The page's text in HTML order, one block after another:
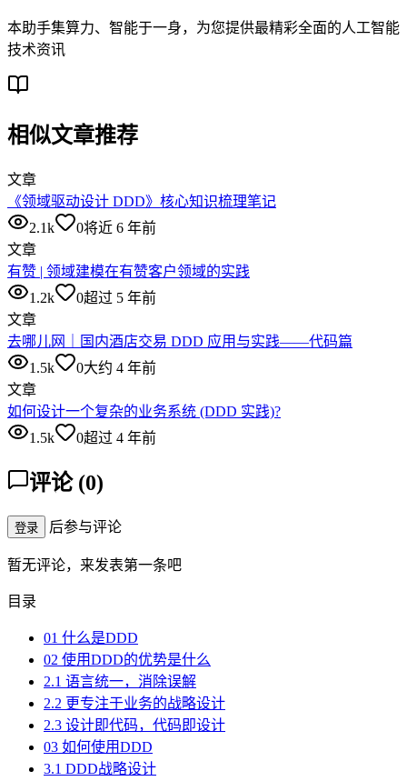
本助手集算力、智能于一身，为您提供最精彩全面的人工智能
技术资讯
相似文章推荐
文章
《领域驱动设计 DDD》核心知识梳理笔记
2.1k
0将近 6 年前
文章
有赞 | 领域建模在有赞客户领域的实践
1.2k
0超过 5 年前
文章
去哪儿网｜国内酒店交易 DDD 应用与实践——代码篇
1.5k
0大约 4 年前
文章
如何设计一个复杂的业务系统 (DDD 实践)?
1.5k
0超过 4 年前
评论 (0)
登录 后参与评论
暂无评论，来发表第一条吧
目录
01 什么是DDD
02 使用DDD的优势是什么
2.1 语言统一，消除误解
2.2 更专注于业务的战略设计
2.3 设计即代码，代码即设计
03 如何使用DDD
3.1 DDD战略设计